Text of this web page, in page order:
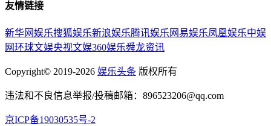
友情链接
新华网娱乐搜狐娱乐新浪娱乐腾讯娱乐 网易娱乐凤凰娱乐中娱
网环球文娱央视文娱360娱乐舜龙资讯
Copyright© 2019-2026 娱乐头条 版权所有
违法和不良信息举报/投稿邮箱：896523206@qq.com
京ICP备19030535号-2